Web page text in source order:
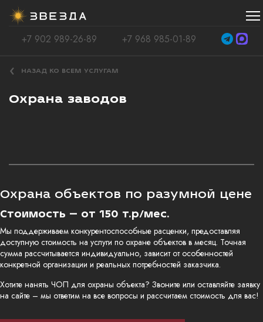
+7 902 989-26-89 +7 968 985-01-89
НАЗАД КО ВСЕМ УСЛУГАМ
Охрана заводов
Охрана объектов по разумной цене
Стоимость – от 150 т.р/мес.
Мы поддерживаем конкурентоспособные расценки, предоставляя
доступную стоимость на услуги по охране объектов в месяц. Точная
сумма рассчитывается индивидуально, зависит от особенностей
конкретной организации и реальных потребностей заказчика.
Хотите нанять ЧОП для охраны объекта? Звоните или оставляйте заявку
на сайте – мы ответим на все вопросы и рассчитаем стоимость для вас!